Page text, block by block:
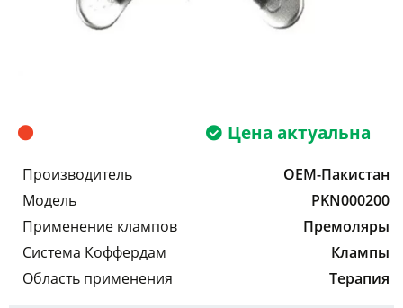
Цена актуальна
Производитель
OEM-Пакистан
Модель
PKN000200
Применение клампов
Премоляры
Система Коффердам
Клампы
Область применения
Терапия